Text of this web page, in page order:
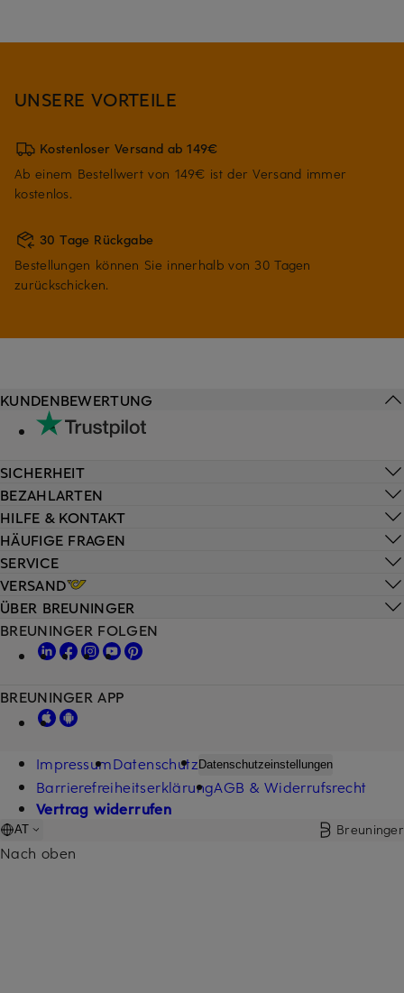
UNSERE VORTEILE
Kostenloser Versand ab 149€
Ab einem Bestellwert von 149€ ist der Versand immer
kostenlos.
30 Tage Rückgabe
Bestellungen können Sie innerhalb von 30 Tagen
zurückschicken.
HILFE & KONTAKT
HÄUFIGE FRAGEN
SERVICE
VERSAND
KUNDENBEWERTUNG
SICHERHEIT
BEZAHLARTEN
ÜBER BREUNINGER
BREUNINGER FOLGEN
BREUNINGER APP
ImpressumDatenschutz Datenschutzeinstellungen
BarrierefreiheitserklärungAGB & Widerrufsrecht
Vertrag widerrufen
AT Breuninger
Nach oben